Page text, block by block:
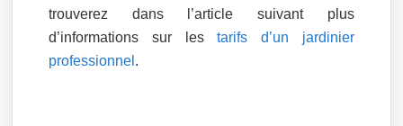
trouverez dans l’article suivant plus
d’informations sur lestarifs d’un jardinier
professionnel .